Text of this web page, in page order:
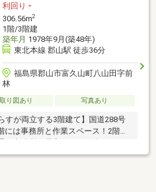
利回り -
306.56m2
1階/3階建
築年月 1978年9月(築48年)
東北本線 郡山駅 徒歩36分
福島県郡山市富久山町八山田字前
林
り図あり 写真あり
すが両立する3階建て】国道288号
は事務所と作業スペース！2階に